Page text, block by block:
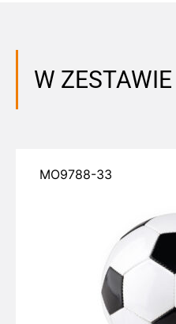
W
MO9788-33